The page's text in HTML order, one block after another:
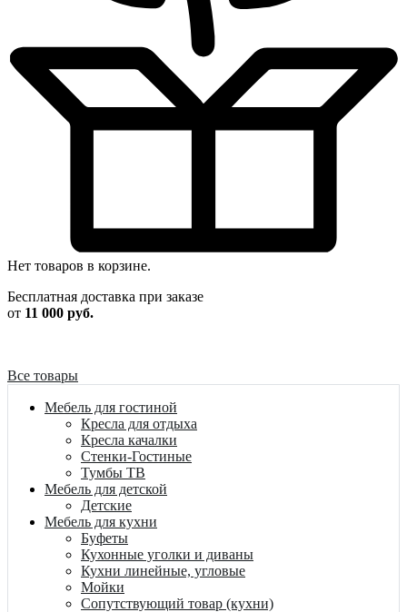
Нет товаров в корзине.
Бесплатная доставка при заказе
от 11 000 руб.
Все товары
Мебель для гостиной
Кресла для отдыха
Кресла качалки
Стенки-Гостиные
Тумбы ТВ
Мебель для детской
Детские
Мебель для кухни
Буфеты
Кухонные уголки и диваны
Кухни линейные, угловые
Мойки
Сопутствующий товар (кухни)